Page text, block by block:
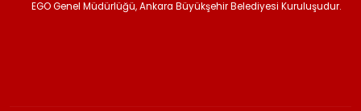
EGO Genel Müdürlüğü, Ankara Büyükşehir Belediyesi Kuruluşudur.